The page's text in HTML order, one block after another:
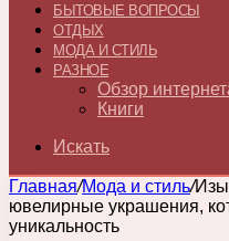
БЫТОВЫЕ ВОПРОСЫ
ОТДЫХ
МОДА И СТИЛЬ
РАЗНОЕ
Обзор
Книги
Искать
Главная/Мода и стиль/
ювелирные украшения,
уникальность